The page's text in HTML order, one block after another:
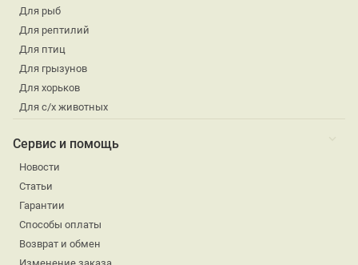
Для рыб
Для рептилий
Для птиц
Для грызунов
Для хорьков
Для с/х животных
Сервис и помощь
Новости
Статьи
Гарантии
Способы оплаты
Возврат и обмен